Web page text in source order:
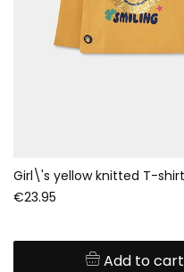
€23.95
Add to cart